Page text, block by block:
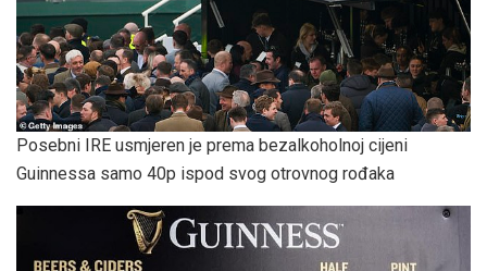
Posebni IRE usmjeren je prema bezalkoholnoj cijeni
Guinnessa samo 40p ispod svog otrovnog rođaka